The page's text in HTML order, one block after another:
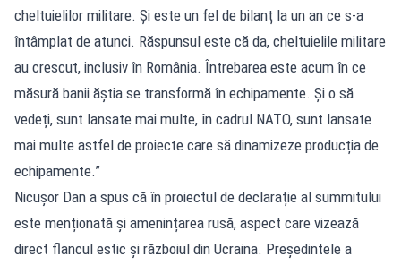
cheltuielilor militare. Și este un fel de bilanț la un an ce s-a
întâmplat de atunci. Răspunsul este că da, cheltuielile militare
au crescut, inclusiv în România. Întrebarea este acum în ce
măsură banii ăștia se transformă în echipamente. Și o să
vedeți, sunt lansate mai multe, în cadrul NATO, sunt lansate
mai multe astfel de proiecte care să dinamizeze producția de
echipamente.”
Nicușor Dan a spus că în proiectul de declarație al summitului
este menționată și amenințarea rusă, aspect care vizează
direct flancul estic și războiul din Ucraina. Președintele a